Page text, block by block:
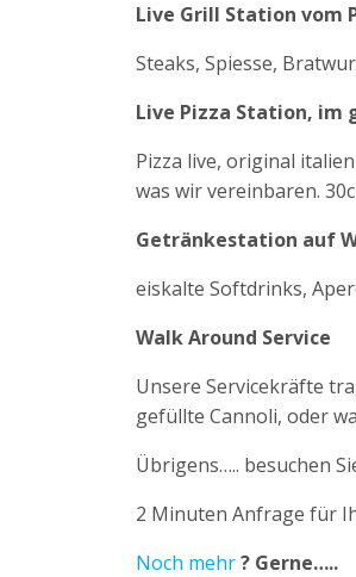
Live Grill Station vom
Steaks, Spiesse,
Live Pizza Station,
Pizza live, original
was wir vereinbaren.
Getränkestation auf
eiskalte Softdrinks,
Walk Around Service
Unsere Servicekräfte
gefüllte Cannoli, oder
Übrigens….. besuchen
2 Minuten Anfrage für
Noch mehr? Gerne…..